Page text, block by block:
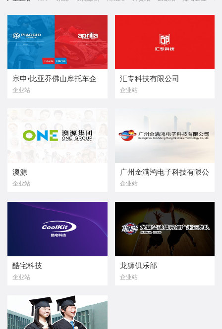
宗申•比亚乔佛山摩托车企
业有限公司
企业站
汇专科技有限公司
企业站
澳源
企业站
广州金满鸿电子科技有限公
司
企业站
酷宅科技
企业站
龙狮俱乐部
企业站